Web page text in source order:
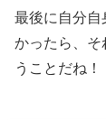
最後に自分
かったら、
うことだね！